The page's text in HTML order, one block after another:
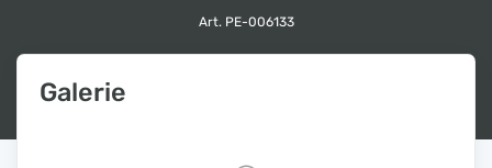
Art. PE-006133
Galerie